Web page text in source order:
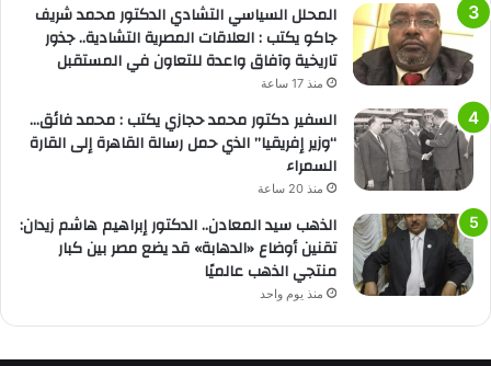
المحلل السياسي التشادي الدكتور محمد شريف
جاكو يكتب : العلاقات المصرية التشادية.. جذور
تاريخية وآفاق واعدة للتعاون في المستقبل
منذ 17 ساعة
السفير دكتور محمد حجازي يكتب : محمد فائق…
“وزير إفريقيا” الذي حمل رسالة القاهرة إلى القارة
السمراء
منذ 20 ساعة
الذهب سيد المعادن.. الدكتور إبراهيم هاشم زيدان:
تقنين أوضاع «الدهابة» قد يضع مصر بين كبار
منتجي الذهب عالميًا
منذ يوم واحد